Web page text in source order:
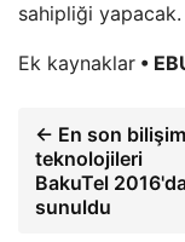
sahipliği yapacak.
Ek kaynaklar •
← En son bilişim
teknolojileri
BakuTel
sunuldu